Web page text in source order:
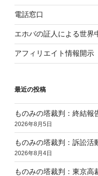
電話窓口
エホバの証人による世界
アフィリエイト情報開示
最近の投稿
ものみの塔裁判：終結
2026年8月5日
ものみの塔裁判：訴訟活
2026年8月4日
ものみの塔裁判：東京高